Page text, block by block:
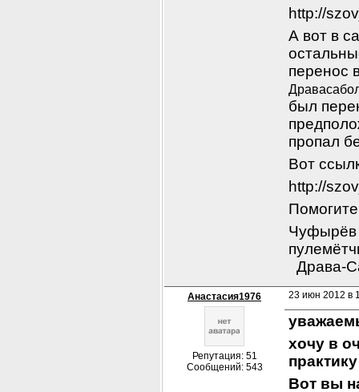
http://
А вот в
был
пропал
Вот
http://
Чуфырёв
Драва-
Анастасия1976
Репутация: 51
Сообщений: 543
23 июн 2012 в
хочу в
Вот вы